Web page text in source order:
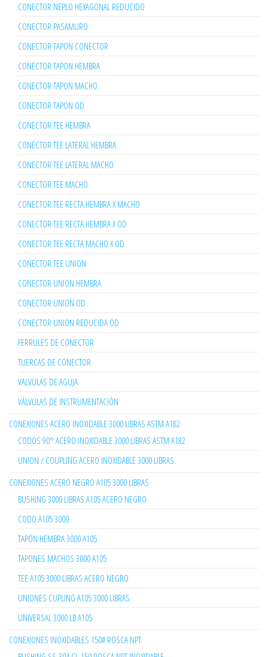
CONECTOR NEPLO HEXAGONAL REDUCIDO
CONECTOR PASAMURO
CONECTOR TAPON CONECTOR
CONECTOR TAPON HEMBRA
CONECTOR TAPON MACHO
CONECTOR TAPON OD
CONECTOR TEE HEMBRA
CONECTOR TEE LATERAL HEMBRA
CONECTOR TEE LATERAL MACHO
CONECTOR TEE MACHO
CONECTOR TEE RECTA HEMBRA X MACHO
CONECTOR TEE RECTA HEMBRA X OD
CONECTOR TEE RECTA MACHO X OD
CONECTOR TEE UNION
CONECTOR UNION HEMBRA
CONECTOR UNION OD
CONECTOR UNION REDUCIDA OD
FERRULES DE CONECTOR
TUERCAS DE CONECTOR
VALVULAS DE AGUJA
VÁLVULAS DE INSTRUMENTACIÓN
CONEXIONES ACERO INOXIDABLE 3000 LIBRAS ASTM A182
CODOS 90° ACERO INOXIDABLE 3000 LIBRAS ASTM A182
UNION / COUPLING ACERO INOXIDABLE 3000 LIBRAS
CONEXIONES ACERO NEGRO A105 3000 LIBRAS
BUSHING 3000 LIBRAS A105 ACERO NEGRO
CODO A105 3000
TAPÓN HEMBRA 3000 A105
TAPONES MACHOS 3000 A105
TEE A105 3000 LIBRAS ACERO NEGRO
UNIONES CUPLING A105 3000 LIBRAS
UNIVERSAL 3000 LB A105
CONEXIONES INOXIDABLES 150# ROSCA NPT